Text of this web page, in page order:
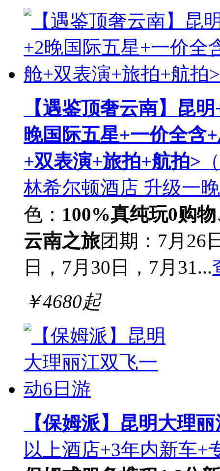
【遇鉴顶奢云南】昆
晚国际五星+一价全含
+双表演+旅拍+航拍>
林希尔顿酒店 升级一
色： 100%真纯玩0购
云南之旅团期：7月26
日，7月30日，7月31...
￥4680起
【保姆派】昆明大理
以上酒店+3年内新车+